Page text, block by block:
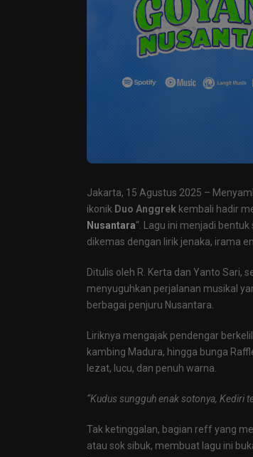
Jakarta, 15 Agustus 2025 –
ikonik Duo Anggrek kembali hadir
Nusantara“. Lagu ini menjadi
dikemas dengan lirik jenaka, irama
Ditulis oleh R. Kerta dan Yanto Sari,
menyuguhkan perjalanan musikal
berbagai penjuru Nusantara.
Liriknya mengajak pendengar
kambing Madura, hingga bunga
lezat, lucu, dan penuh warna.
“Kudus sungguh enak sotonya, Kediri
Tak ketinggalan, bagian reff yang
atau sok sibuk, membuat lagu ini